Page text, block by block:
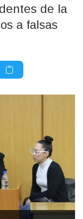
de la
a falsas